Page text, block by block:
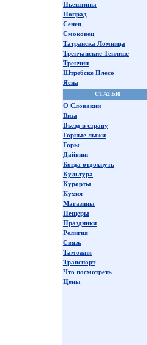
Пьештяны
Попрад
Сенец
Смоковец
Татранска Ломница
Тренчанские Теплице
Тренчин
Штребске Плесо
Ясна
СТАТЬИ
О Словакии
Виза
Въезд в страну
Горные лыжи
Горы
Дайвинг
Когда отдохнуть
Культура
Курорты
Кухня
Магазины
Пещеры
Праздники
Религия
Связь
Таможня
Транспорт
Что посмотреть
Цены